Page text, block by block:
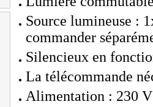
Source lumineuse :
commander
Silencieux en
La télécommande
Alimentation : 230 V